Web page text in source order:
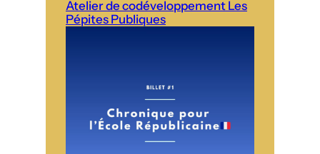
Atelier de codéveloppement Les
Pépites Publiques